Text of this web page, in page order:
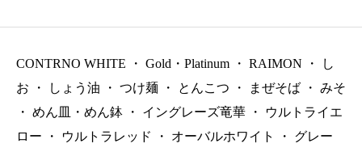
CONTRNO WHITE ・ Gold・Platinum ・ RAIMON ・
し
お
・ しょう油 ・ つけ麺 ・ とんこつ ・ まぜそば ・ みそ
・ めん皿・めん鉢 ・ イングレーズ竜華 ・
ウルトライエ
ロー
・ ウルトラレッド ・ オーバルホワイト ・
グレー